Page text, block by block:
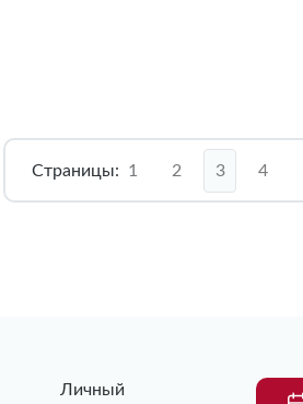
Страницы: 1 2 3 4
Личный